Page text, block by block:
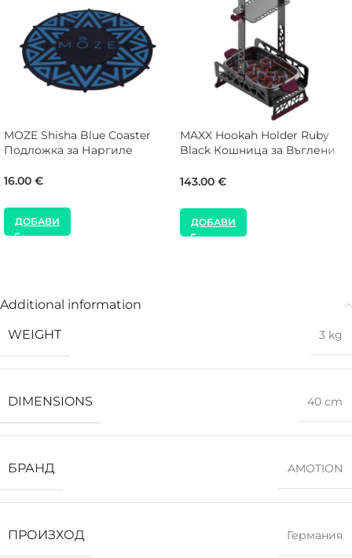
MOZE Shisha Blue Coaster
Подложка за Наргиле
16.00 €
ДОБАВИ
MAXX Hookah Holder Ruby
Black Кошница за Въглени
143.00 €
ДОБАВИ
Additional information
WEIGHT
3 kg
DIMENSIONS 40 cm
БРАНД AMOTION
ПРОИЗХОД Германия